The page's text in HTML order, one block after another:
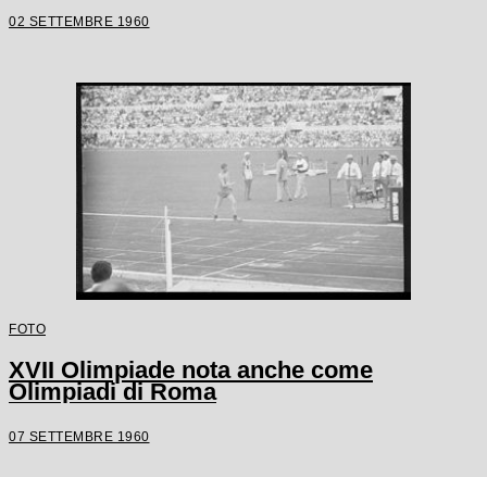
02 SETTEMBRE 1960
FOTO
XVII Olimpiade nota anche come
Olimpiadi di Roma
07 SETTEMBRE 1960